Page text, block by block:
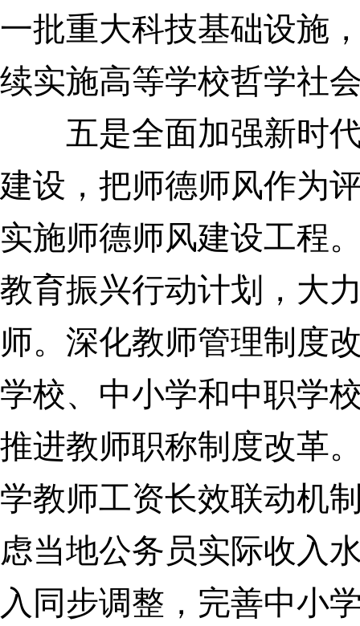
一批重大科技基础设施
续实施高等学校哲学社
五是全面加强新时代
建设，把师德师风作为
实施师德师风建设工程
教育振兴行动计划，大
师。 深化教师管理制度
学校、中小学和中职学
推进教师职称制度改革
学教师工资长效联动机
虑当地公务员实际收入
入同步调整，完善中小